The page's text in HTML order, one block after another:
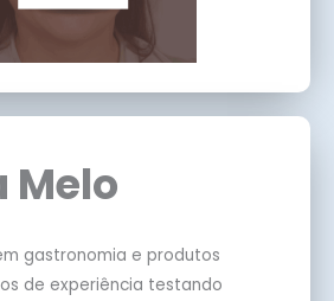
Melo
gastronomia e produtos
de experiência testando